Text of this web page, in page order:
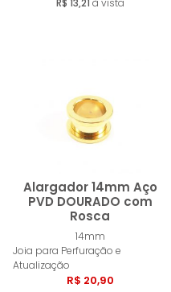
R$ 13,21 à vista
Alargador 14mm Aço
PVD DOURADO com
Rosca
14mm
Joia para Perfuração e
Atualização
R$ 20,90
Comprar